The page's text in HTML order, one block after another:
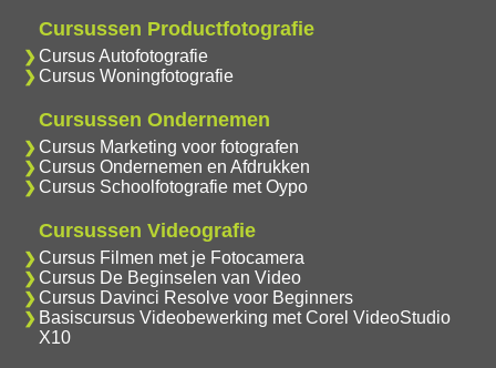
Cursussen Productfotografie
Cursus Autofotografie
Cursus Woningfotografie
Cursussen Ondernemen
Cursus Marketing voor fotografen
Cursus Ondernemen en Afdrukken
Cursus Schoolfotografie met Oypo
Cursussen Videografie
Cursus Filmen met je Fotocamera
Cursus De Beginselen van Video
Cursus Davinci Resolve voor Beginners
Basiscursus Videobewerking met Corel VideoStudio
X10